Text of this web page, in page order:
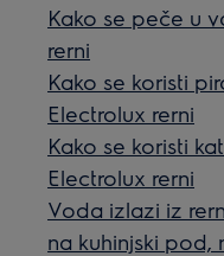
Kako se peče u
rerni
Kako se koristi
Electrolux rerni
Kako se koristi
Electrolux rerni
Voda izlazi iz
na kuhinjski pod,